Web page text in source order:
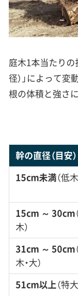
庭木1本当たりの
径）」によって
根の体積と強さ
幹の直径（目安）
15cm未満（低
15cm ～ 30cm
木）
31cm ～ 50cm
木・大）
51cm以上（特